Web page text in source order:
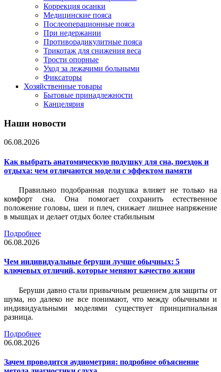
Коррекция осанки
Медицинские пояса
Послеоперационные пояса
При недержании
Противорадикулитные пояса
Трикотаж для снижения веса
Трости опорные
Уход за лежачими больными
Фиксаторы
Хозяйственные товары
Бытовые принадлежности
Канцелярия
Наши новости
06.08.2026
Как выбрать анатомическую подушку для сна, поездок и
отдыха: чем отличаются модели с эффектом памяти
Правильно подобранная подушка влияет не только на
комфорт сна. Она помогает сохранить естественное
положение головы, шеи и плеч, снижает лишнее напряжение
в мышцах и делает отдых более стабильным
Подробнее
06.08.2026
Чем индивидуальные беруши лучше обычных: 5
ключевых отличий, которые меняют качество жизни
Беруши давно стали привычным решением для защиты от
шума, но далеко не все понимают, что между обычными и
индивидуальными моделями существует принципиальная
разница.
Подробнее
06.08.2026
Зачем проводится аудиометрия: подробное объяснение